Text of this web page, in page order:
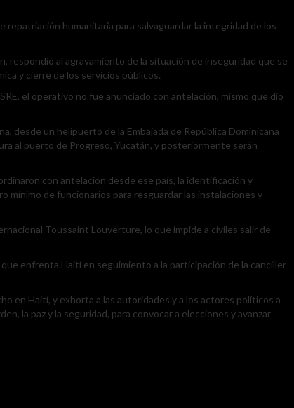
humanitaria para salvaguardar la integridad de los
respondió al agravamiento de la situación de inseguridad que se
y cierre de los servicios públicos.
el operativo no fue anunciado con antelación, mismo que dio
desde un helipuerto de la Embajada de República Dominicana
al puerto de Progreso, Yucatán, y posteriormente serán
con antelación desde ese país, la identificación y
mínimo de funcionarios para resguardar las instalaciones y
Toussaint Louverture, lo que impide a civiles salir de
enfrenta Haití en seguimiento a la participación de la canciller
en Haití, y exhorta a las autoridades y a los actores políticos a
la paz y la seguridad, para convocar a elecciones y avanzar